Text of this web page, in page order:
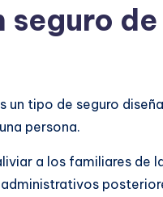
seguro
un tipo de seguro
persona.
a los familiares de